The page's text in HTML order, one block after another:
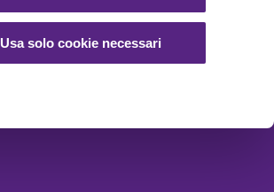
Usa solo cookie necessari